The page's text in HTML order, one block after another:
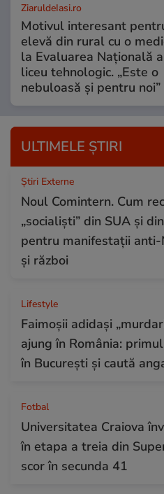
ZiaruldeIasi.ro
Motivul interesant
elevă din rural cu o
la Evaluarea Națională
liceu tehnologic. „Este o
nebuloasă și pentru noi”
ULTIMELE ȘTIRI
Știri Externe
Noul Comintern. Cum
„socialiști” din SUA și
pentru manifestații anti-
și război
Lifestyle
Faimoșii adidași
ajung în România:
în București și caută
Fotbal
Universitatea Craiova
în etapa a treia din
scor în secunda 41